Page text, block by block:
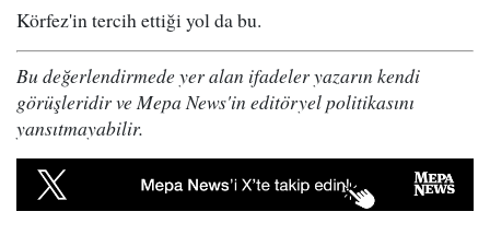
Körfez'in tercih ettiği yol da bu.
Bu değerlendirmede yer alan ifadeler yazarın kendi
görüşleridir ve Mepa News'in editöryel politikasını
yansıtmayabilir.